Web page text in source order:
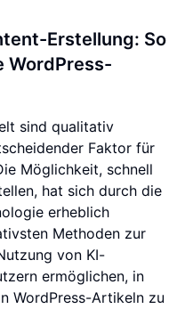
Erstellung: So
WordPress-
sind qualitativ
Faktor für
Möglichkeit, schnell
hat sich durch die
erheblich
Methoden zur
von KI-
ermöglichen, in
WordPress-Artikeln zu